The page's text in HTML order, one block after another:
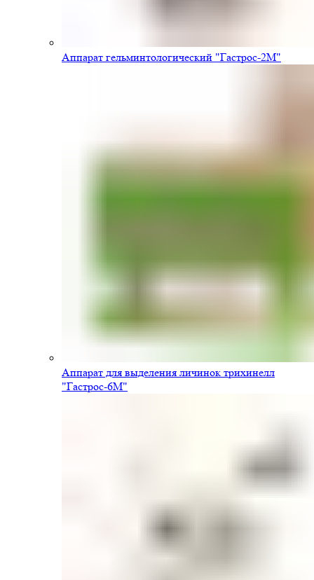
Аппарат гельминтологический "Гастрос-2М"
Аппарат для выделения личинок трихинелл
"Гастрос-6М"